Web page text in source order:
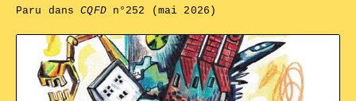
Paru dansCQFDn°252 (mai 2026)